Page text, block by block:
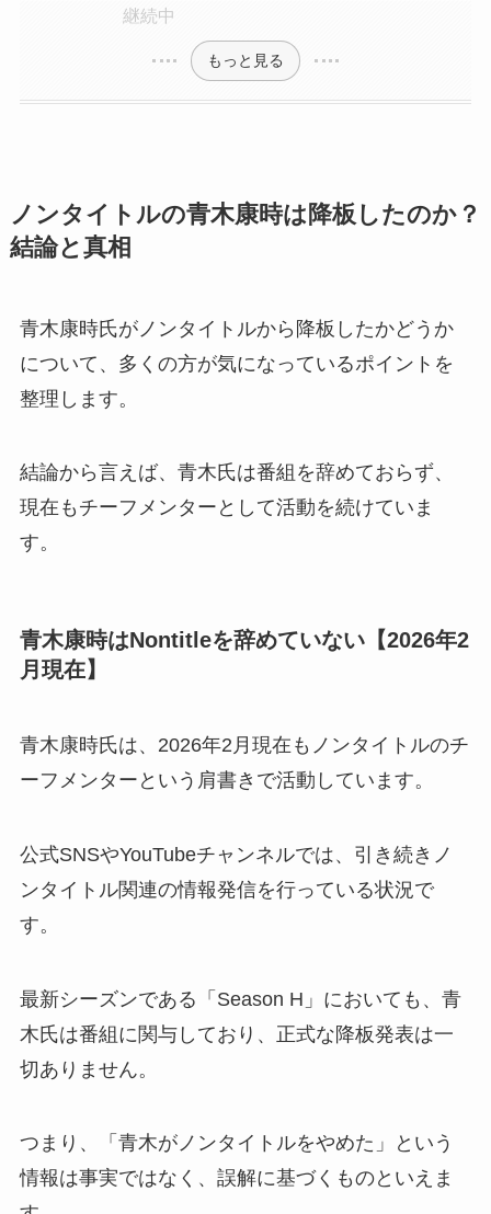
継続中
もっと見る
ノンタイトルの青木康時は降板したのか？
結論と真相
青木康時氏がノンタイトルから降板したかどうか
について、多くの方が気になっているポイントを
整理します。
結論から言えば、青木氏は番組を辞めておらず、
現在もチーフメンターとして活動を続けていま
す。
青木康時はNontitleを辞めていない【2026年2
月現在】
青木康時氏は、2026年2月現在もノンタイトルのチ
ーフメンターという肩書きで活動しています。
公式SNSやYouTubeチャンネルでは、引き続きノ
ンタイトル関連の情報発信を行っている状況で
す。
最新シーズンである「Season H」においても、青
木氏は番組に関与しており、正式な降板発表は一
切ありません。
つまり、「青木がノンタイトルをやめた」という
情報は事実ではなく、誤解に基づくものといえま